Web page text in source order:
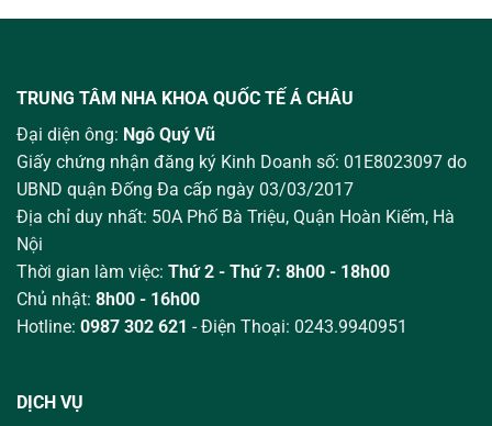
TRUNG TÂM NHA KHOA QUỐC TẾ Á CHÂU
Đại diện ông: Ngô Quý Vũ
Giấy chứng nhận đăng ký Kinh Doanh số: 01E8023097 do
UBND quận Đống Đa cấp ngày 03/03/2017
Địa chỉ duy nhất: 50A Phố Bà Triệu, Quận Hoàn Kiếm, Hà
Nội
Thời gian làm việc: Thứ 2 - Thứ 7: 8h00 - 18h00
Chủ nhật: 8h00 - 16h00
Hotline: 0987 302 621 - Điện Thoại: 0243.9940951
DỊCH VỤ